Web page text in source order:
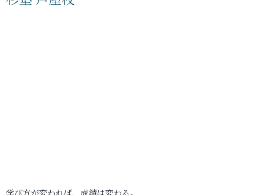
学び方が変われば、成績は変わる。